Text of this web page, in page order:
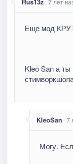
7 лет
Еще мод
Kleo San а
KleoSan 7
Могу.